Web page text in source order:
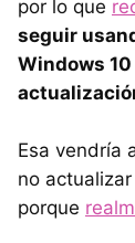
por lo que
seguir
Windows
Esa vendría
no
porque